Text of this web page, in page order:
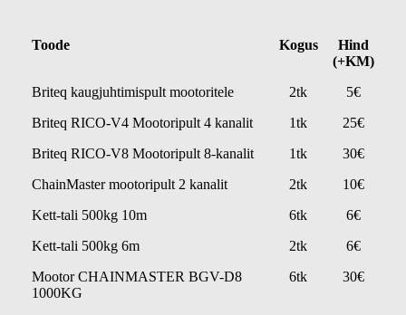
Toode Kogus
Hind
(+KM)
Briteq kaugjuhtimispult mootoritele
2tk
5€
Briteq RICO-V4 Mootoripult 4 kanalit
1tk
25€
Briteq RICO-V8 Mootoripult 8-kanalit
1tk
30€
ChainMaster mootoripult 2 kanalit
2tk
10€
Kett-tali 500kg 10m
6tk
6€
Kett-tali 500kg 6m
2tk
6€
Mootor CHAINMASTER BGV-D8
1000KG
6tk 30€